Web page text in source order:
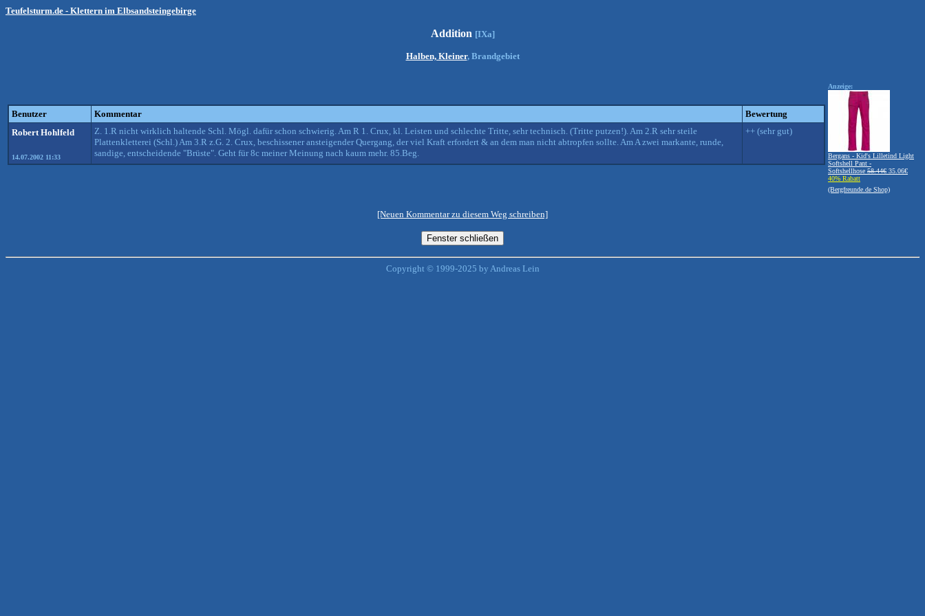
Teufelsturm.de - Klettern im Elbsandsteingebirge
Addition [IXa]
Halben, Kleiner, Brandgebiet
Benutzer Kommentar
Bewertung
Robert Hohlfeld
14.07.2002 11:33
Z. 1.R nicht wirklich haltende Schl. Mögl. dafür schon schwierig. Am R 1. Crux, kl. Leisten und schlechte Tritte, sehr technisch. (Tritte putzen!). Am 2.R sehr steile
Plattenkletterei (Schl.) Am 3.R z.G. 2. Crux, beschissener ansteigender Quergang, der viel Kraft erfordert & an dem man nicht abtropfen sollte. Am A zwei markante, runde,
sandige, entscheidende "Brüste". Geht für 8c meiner Meinung nach kaum mehr. 85.Beg.
++ (sehr gut)
Anzeige:
Bergans - Kid's Lilletind Light
Softshell Pant -
Softshellhose 58.44€ 35.06€
40% Rabatt
(Bergfreunde.de Shop)
[Neuen Kommentar zu diesem Weg schreiben]
Copyright © 1999-2025 by Andreas Lein